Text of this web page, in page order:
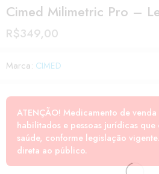
Cimed Milimetric Pro –
R$349,00
Marca: CIMED
ATENÇÃO! Medicamento de
habilitados e pessoas jurídicas que
saúde, conforme legislação
direta ao público.